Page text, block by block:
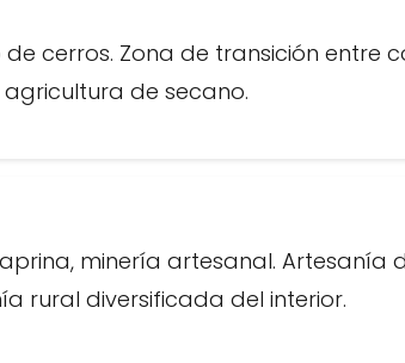
cerros. Zona de transición entre
agricultura de secano.
minería artesanal. Artesanía
rural diversificada del interior.